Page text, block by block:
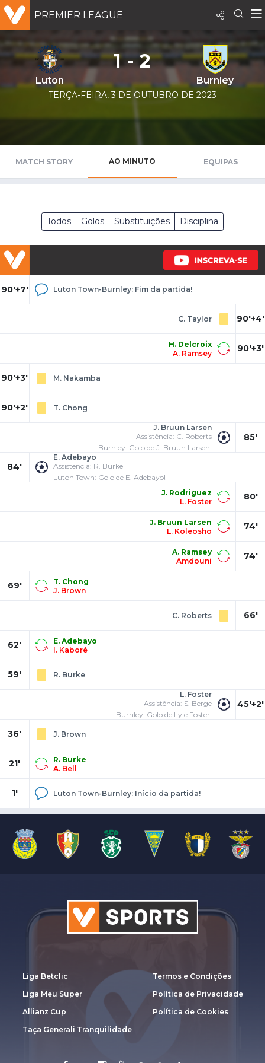
PREMIER LEAGUE
Luton
1 - 2
Burnley
TERÇA-FEIRA, 3 DE OUTUBRO DE 2023
MATCH STORY AO MINUTO EQUIPAS
Todos Golos Substituições Disciplina
90'+7' Luton Town-Burnley: Fim da partida!
90'+4'
C. Taylor
90'+3'
H. Delcroix
A. Ramsey
90'+3' M. Nakamba
90'+2' T. Chong
85'
J. Bruun Larsen
Assistência: C. Roberts
Burnley: Golo de J. Bruun Larsen!
84'
E. Adebayo
Assistência: R. Burke
Luton Town: Golo de E. Adebayo!
80'
J. Rodriguez
L. Foster
74'
J. Bruun Larsen
L. Koleosho
74'
A. Ramsey
Amdouni
69'
T. Chong
J. Brown
66'
C. Roberts
62'
E. Adebayo
I. Kaboré
59' R. Burke
45'+2'
L. Foster
Assistência: S. Berge
Burnley: Golo de Lyle Foster!
36' J. Brown
21'
R. Burke
A. Bell
1' Luton Town-Burnley: Início da partida!
Liga Betclic
Liga Meu Super
Allianz Cup
Taça Generali Tranquilidade
Termos e Condições
Política de Privacidade
Política de Cookies